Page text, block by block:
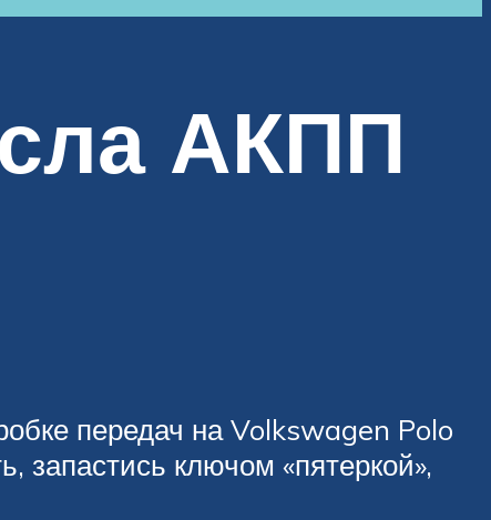
АКПП
передач на Volkswagen Polo
запастись ключом «пятеркой»,